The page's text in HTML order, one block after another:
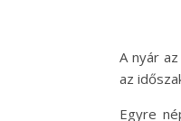
A nyár
az
Egyre